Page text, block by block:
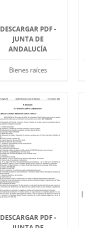
DESCARGAR PDF -
JUNTA DE
ANDALUCÍA
Bienes raíces
DESCARGAR PDF -